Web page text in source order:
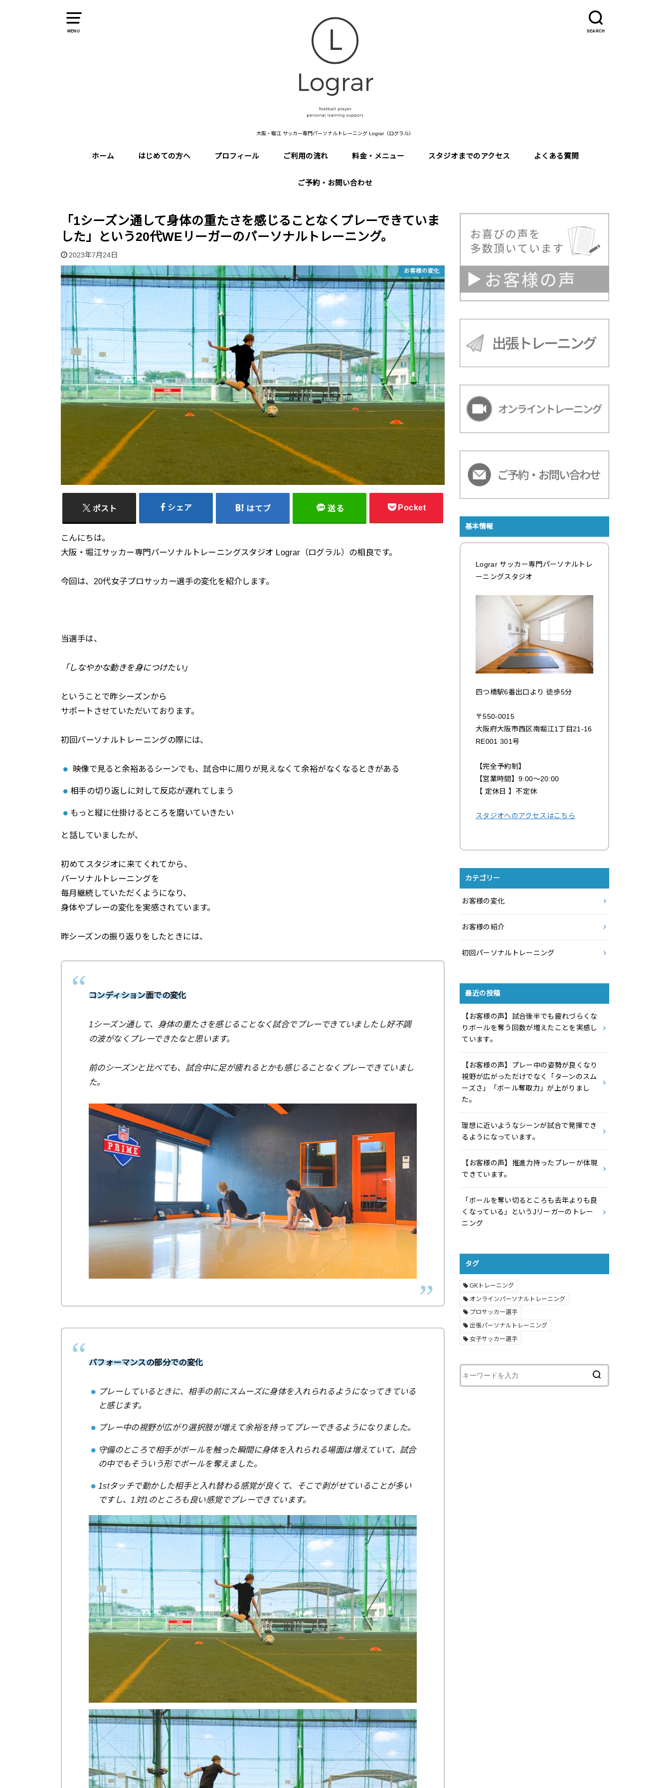
MENU SEARCH
大阪・堀江 サッカー専門パーソナルトレーニング Lograr（ログラル）
ホーム はじめての方へ プロフィール ご利用の流れ 料金・メニュー スタジオまでのアクセス よくある質問
ご予約・お問い合わせ
「1シーズン通して身体の重たさを感じることなくプレーできていま
した」という20代WEリーガーのパーソナルトレーニング。
2023年7月24日
お客様の変化
ポスト シェア はてブ 送る Pocket
こんにちは。
大阪・堀江サッカー専門パーソナルトレーニングスタジオ Lograr（ログラル）の相良です。
今回は、20代女子プロサッカー選手の変化を紹介します。
当選手は、⁡
「しなやかな動きを身につけたい」
ということで昨シーズンから
サポートさせていただいております。
⁡初回パーソナルトレーニングの際には、
⁡ 映像で見ると余裕あるシーンでも、試合中に周りが見えなくて余裕がなくなるときがある
相手の切り返しに対して反応が遅れてしまう
もっと縦に仕掛けるところを磨いていきたい
⁡と話していましたが、
⁡初めてスタジオに来てくれてから、
パーソナルトレーニングを
毎月継続していただくようになり、
身体やプレーの変化を実感されています。
昨シーズンの振り返りをしたときには、⁡
コンディション面での変化
1シーズン通して、身体の重たさを感じることなく試合でプレーできていましたし好不調
の波がなくプレーできたなと思います。
前のシーズンと比べても、試合中に足が疲れるとかも感じることなくプレーできていまし
た。
パフォーマンスの部分での変化⁡⁡
プレーしているときに、相手の前にスムーズに身体を入れられるようになってきている
と感じます。
プレー中の視野が広がり選択肢が増えて余裕を持ってプレーできるようになりました。
守備のところで相手がボールを触った瞬間に身体を入れられる場面は増えていて、試合
の中でもそういう形でボールを奪えました。
1stタッチで動かした相手と入れ替わる感覚が良くて、そこで剥がせていることが多い
ですし、1対1のところも良い感覚でプレーできています。
基本情報
Lograr サッカー専門パーソナルトレ
ーニングスタジオ
四つ橋駅6番出口より 徒歩5分
〒550-0015
大阪府大阪市西区南堀江1丁目21-16
RE001 301号
【完全予約制】
【営業時間】9:00〜20:00
【 定休日 】不定休
スタジオへのアクセスはこちら
カテゴリー
お客様の変化
お客様の紹介
初回パーソナルトレーニング
最近の投稿
【お客様の声】試合後半でも疲れづらくな
りボールを奪う回数が増えたことを実感し
ています。
【お客様の声】プレー中の姿勢が良くなり
視野が広がっただけでなく「ターンのスム
ーズさ」「ボール奪取力」が上がりまし
た。
理想に近いようなシーンが試合で発揮でき
るようになっています。
【お客様の声】推進力持ったプレーが体現
できています。
「ボールを奪い切るところも去年よりも良
くなっている」というJリーガーのトレー
ニング
タグ
GKトレーニング
オンラインパーソナルトレーニング
プロサッカー選手
出張パーソナルトレーニング
女子サッカー選手